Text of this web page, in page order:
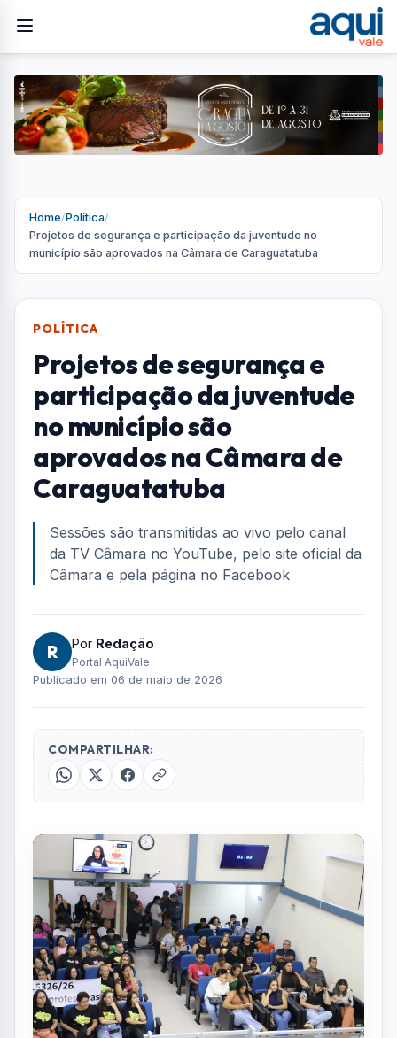
Home/Política/
Projetos de segurança e participação da juventude no
município são aprovados na Câmara de Caraguatatuba
POLÍTICA
Projetos de segurança e
participação da juventude
no município são
aprovados na Câmara de
Caraguatatuba
Sessões são transmitidas ao vivo pelo canal
da TV Câmara no YouTube, pelo site oficial da
Câmara e pela página no Facebook
R Por Redação
Portal AquiVale
Publicado em 06 de maio de 2026
COMPARTILHAR: